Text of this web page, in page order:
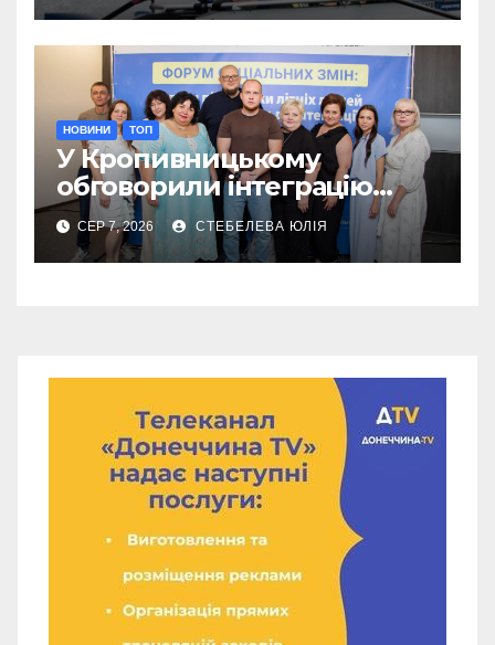
НОВИНИ ТОП
У Кропивницькому
обговорили інтеграцію
літніх переселенців
СЕР 7, 2026 СТЕБЕЛЕВА ЮЛІЯ